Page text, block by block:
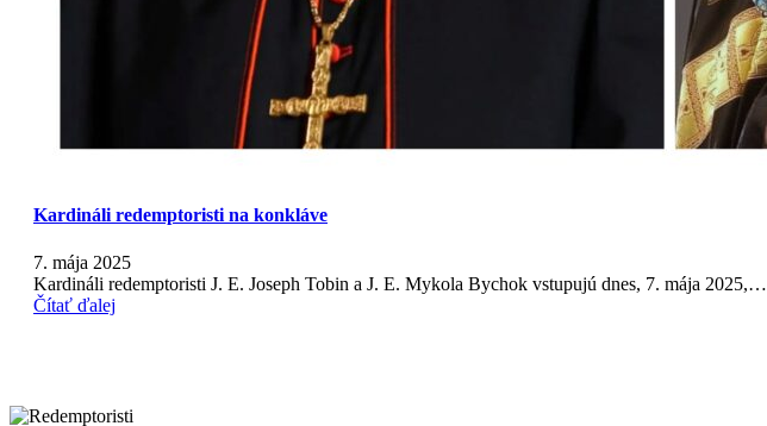
Kardináli redemptoristi na konkláve
7. mája 2025
Kardináli redemptoristi J. E. Joseph Tobin a J. E. Mykola Bychok vstupujú dnes, 7. mája 2025,…
Čítať ďalej